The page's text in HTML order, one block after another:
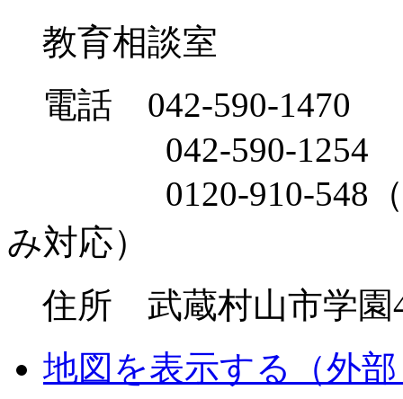
教育相談室
電話 042-590-1470
042-590-1254
0120-910-548（フ
み対応）
住所 武蔵村山市学園
地図を表示する
（外